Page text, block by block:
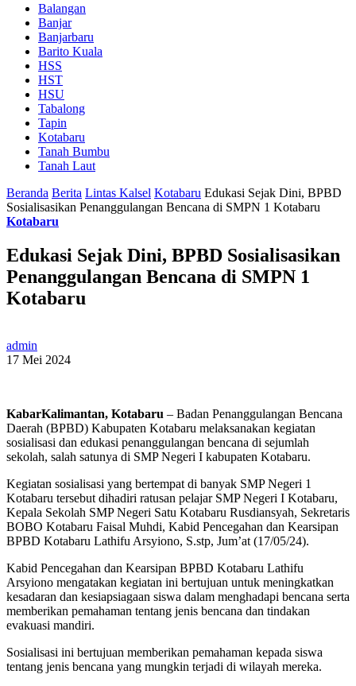
Balangan
Banjar
Banjarbaru
Barito Kuala
HSS
HST
HSU
Tabalong
Tapin
Kotabaru
Tanah Bumbu
Tanah Laut
Beranda Berita Lintas Kalsel Kotabaru Edukasi Sejak Dini, BPBD
Sosialisasikan Penanggulangan Bencana di SMPN 1 Kotabaru
Kotabaru
Edukasi Sejak Dini, BPBD Sosialisasikan
Penanggulangan Bencana di SMPN 1
Kotabaru
admin
17 Mei 2024
KabarKalimantan, Kotabaru – Badan Penanggulangan Bencana
Daerah (BPBD) Kabupaten Kotabaru melaksanakan kegiatan
sosialisasi dan edukasi penanggulangan bencana di sejumlah
sekolah, salah satunya di SMP Negeri I kabupaten Kotabaru.
Kegiatan sosialisasi yang bertempat di banyak SMP Negeri 1
Kotabaru tersebut dihadiri ratusan pelajar SMP Negeri I Kotabaru,
Kepala Sekolah SMP Negeri Satu Kotabaru Rusdiansyah, Sekretaris
BOBO Kotabaru Faisal Muhdi, Kabid Pencegahan dan Kearsipan
BPBD Kotabaru Lathifu Arsyiono, S.stp, Jum’at (17/05/24).
Kabid Pencegahan dan Kearsipan BPBD Kotabaru Lathifu
Arsyiono mengatakan kegiatan ini bertujuan untuk meningkatkan
kesadaran dan kesiapsiagaan siswa dalam menghadapi bencana serta
memberikan pemahaman tentang jenis bencana dan tindakan
evakuasi mandiri.
Sosialisasi ini bertujuan memberikan pemahaman kepada siswa
tentang jenis bencana yang mungkin terjadi di wilayah mereka.